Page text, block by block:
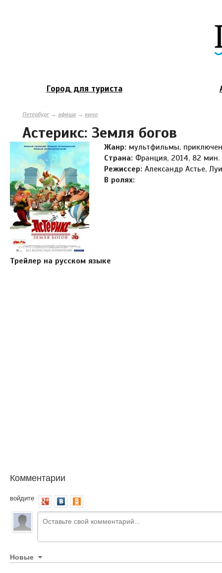
Город для туриста
Петербург→ афиша → кино
Астерикс: Земля богов
Жанр: мультфильмы,
Страна: Франция, 2014, 82 мин.
Режиссер: Александр Астье,
В ролях:
Трейлер на русском языке
Комментарии
войдите
Новые